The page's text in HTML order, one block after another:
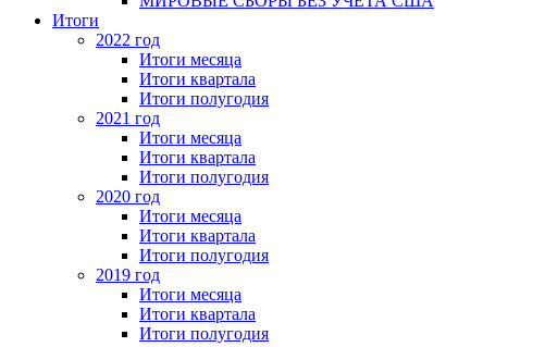
Итоги
2022 год
Итоги месяца
Итоги квартала
Итоги полугодия
2021 год
Итоги месяца
Итоги квартала
Итоги полугодия
2020 год
Итоги месяца
Итоги квартала
Итоги полугодия
2019 год
Итоги месяца
Итоги квартала
Итоги полугодия